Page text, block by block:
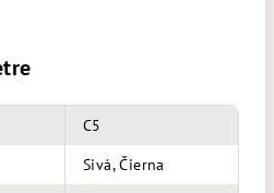
C5
Sivá, Čierna